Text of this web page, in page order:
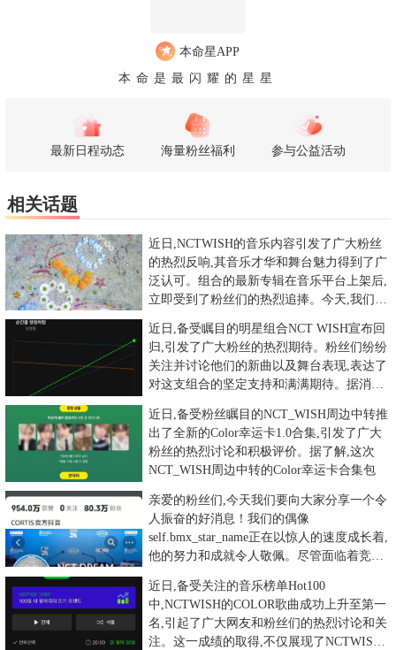
本命星APP
本命是最闪耀的星星
最新日程动态 海量粉丝福利 参与公益活动
相关话题
近日,NCTWISH的音乐内容引发了广大粉丝
的热烈反响,其音乐才华和舞台魅力得到了广
泛认可。组合的最新专辑在音乐平台上架后,
立即受到了粉丝们的热烈追捧。今天,我们以
近日,备受瞩目的明星组合NCT WISH宣布回
归,引发了广大粉丝的热烈期待。粉丝们纷纷
关注并讨论他们的新曲以及舞台表现,表达了
对这支组合的坚定支持和满满期待。据消
近日,备受粉丝瞩目的NCT_WISH周边中转推
出了全新的Color幸运卡1.0合集,引发了广大
粉丝的热烈讨论和积极评价。据了解,这次
NCT_WISH周边中转的Color幸运卡合集包
亲爱的粉丝们,今天我们要向大家分享一个令
人振奋的好消息！我们的偶像
self.bmx_star_name正在以惊人的速度成长着,
他的努力和成就令人敬佩。尽管面临着竞争
近日,备受关注的音乐榜单Hot100
中,NCTWISH的COLOR歌曲成功上升至第一
名,引起了广大网友和粉丝们的热烈讨论和关
注。这一成绩的取得,不仅展现了NCTWISH